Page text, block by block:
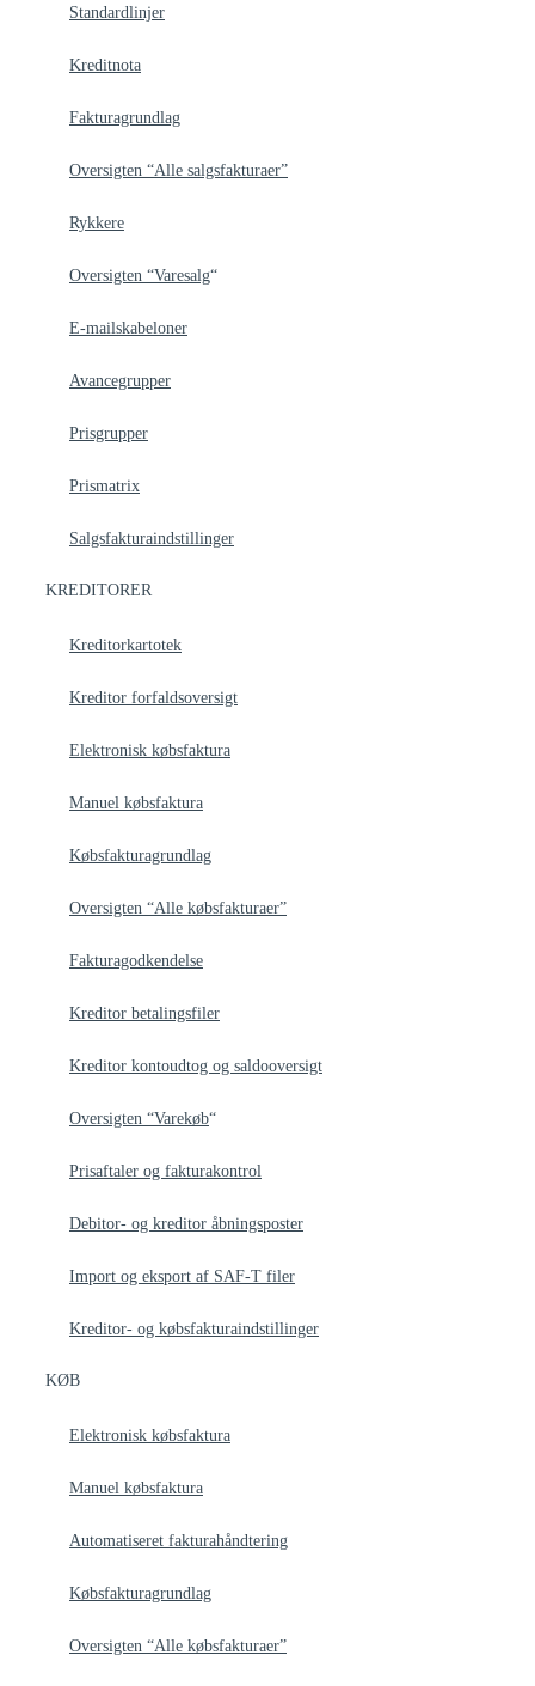
Standardlinjer
Kreditnota
Fakturagrundlag
Oversigten “Alle salgsfakturaer”
Rykkere
Oversigten “Varesalg“
E-mailskabeloner
Avancegrupper
Prisgrupper
Prismatrix
Salgsfakturaindstillinger
KREDITORER
Kreditorkartotek
Kreditor forfaldsoversigt
Elektronisk købsfaktura
Manuel købsfaktura
Købsfakturagrundlag
Oversigten “Alle købsfakturaer”
Fakturagodkendelse
Kreditor betalingsfiler
Kreditor kontoudtog og saldooversigt
Oversigten “Varekøb“
Prisaftaler og fakturakontrol
Debitor- og kreditor åbningsposter
Import og eksport af SAF-T filer
Kreditor- og købsfakturaindstillinger
KØB
Elektronisk købsfaktura
Manuel købsfaktura
Automatiseret fakturahåndtering
Købsfakturagrundlag
Oversigten “Alle købsfakturaer”